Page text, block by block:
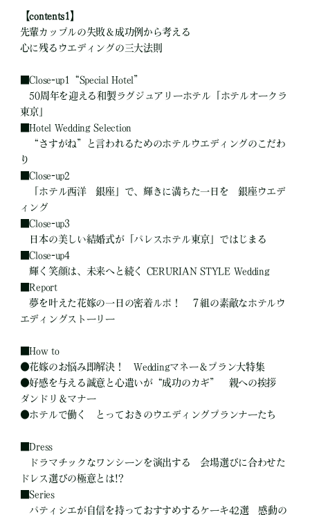
【contents1】
先輩カップルの失敗＆成功例から考える
心に残るウエディングの三大法則
■Close-up1“Special Hotel”
50周年を迎える和製ラグジュアリーホテル「ホテルオークラ
東京」
■Hotel Wedding Selection
“さすがね”と言われるためのホテルウエディングのこだわ
り
■Close-up2
「ホテル西洋 銀座」で、輝きに満ちた一日を 銀座ウエデ
ィング
■Close-up3
日本の美しい結婚式が「パレスホテル東京」ではじまる
■Close-up4
輝く笑顔は、未来へと続く CERURIAN STYLE Wedding
■Report
夢を叶えた花嫁の一日の密着ルポ！ ７組の素敵なホテルウ
エディングストーリー
■How to
●花嫁のお悩み即解決！ Weddingマネー＆プラン大特集
●好感を与える誠意と心遣いが“成功のカギ” 親への挨拶
ダンドリ＆マナー
●ホテルで働く とっておきのウエディングプランナーたち
■Dress
ドラマチックなワンシーンを演出する 会場選びに合わせた
ドレス選びの極意とは!?
■Series
パティシエが自信を持っておすすめするケーキ42選 感動の